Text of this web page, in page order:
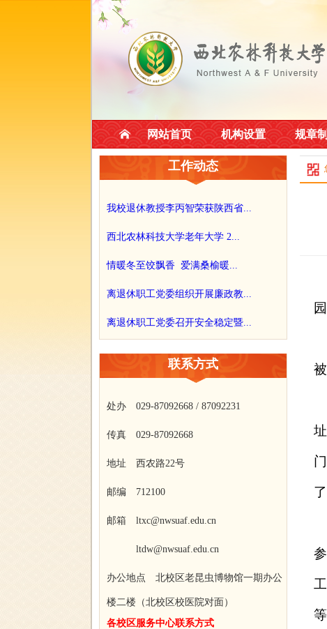
网站首页 机构设置 规章
工作动态
我校退休教授李丙智荣获陕西省...
西北农林科技大学老年大学 2...
情暖冬至饺飘香 爱满桑榆暖...
离退休职工党委组织开展廉政教...
离退休职工党委召开安全稳定暨...
联系方式
处办 029-87092668 / 87092231
传真 029-87092668
地址 西农路22号
邮编 712100
邮箱 ltxc@nwsuaf.edu.cn
ltdw@nwsuaf.edu.cn
办公地点 北校区老昆虫博物馆一期办公
楼二楼（北校区校医院对面）
各校区服务中心联系方式
园